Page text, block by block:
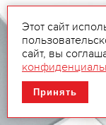
Этот сайт
сайт, вы
Принять